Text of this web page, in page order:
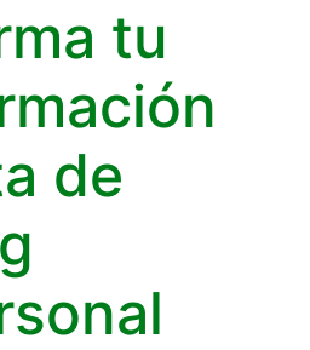
tu
de